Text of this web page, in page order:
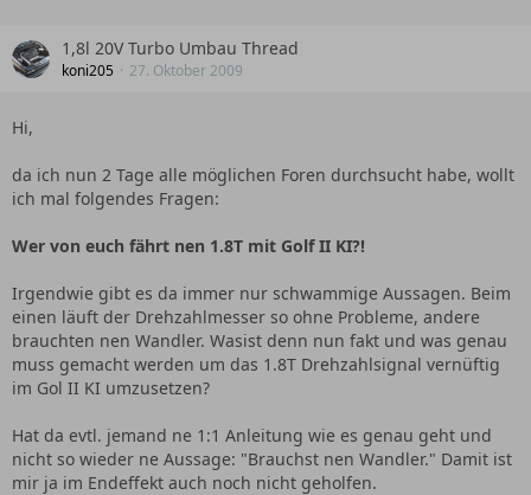
1,8l 20V Turbo Umbau Thread
koni205 27. Oktober 2009
Hi,
da ich nun 2 Tage alle möglichen Foren durchsucht habe, wollt
ich mal folgendes Fragen:
Wer von euch fährt nen 1.8T mit Golf II KI?!
Irgendwie gibt es da immer nur schwammige Aussagen. Beim
einen läuft der Drehzahlmesser so ohne Probleme, andere
brauchten nen Wandler. Wasist denn nun fakt und was genau
muss gemacht werden um das 1.8T Drehzahlsignal vernüftig
im Gol II KI umzusetzen?
Hat da evtl. jemand ne 1:1 Anleitung wie es genau geht und
nicht so wieder ne Aussage: "Brauchst nen Wandler." Damit ist
mir ja im Endeffekt auch noch nicht geholfen.